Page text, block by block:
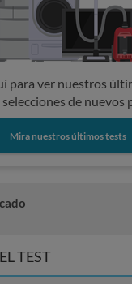
para ver nuestros
de nuevos
Mira nuestros últimos tests
TEST